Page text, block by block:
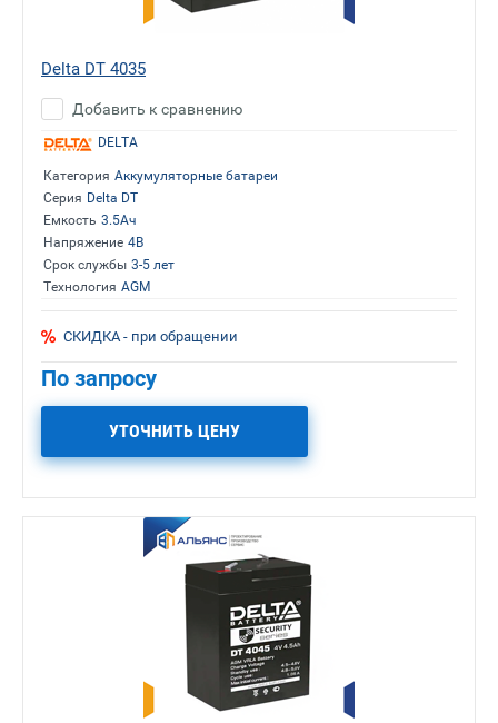
Delta DT 4035
Добавить к сравнению
DELTA
Категория Аккумуляторные батареи
Серия Delta DT
Емкость 3.5Ач
Напряжение 4В
Срок службы 3-5 лет
Технология AGM
СКИДКА - при обращении
По запросу
УТОЧНИТЬ ЦЕНУ